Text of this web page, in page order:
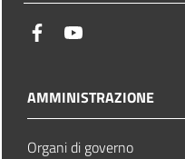
facebook
AMMINISTRAZIONE
Organi di governo